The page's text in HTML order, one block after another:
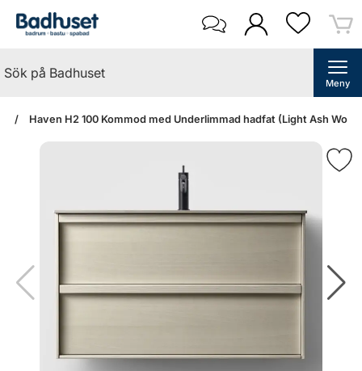
Meny
Haven H2 100 Kommod med Underlimmad hadfat (Light Ash